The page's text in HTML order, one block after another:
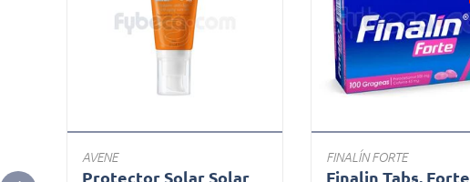
AVENE
Protector Solar Solar
FINALÍN FORTE
Finalin Tabs. Forte